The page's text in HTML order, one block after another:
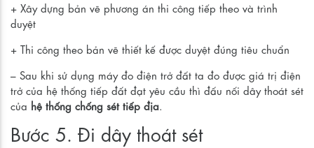
+ Xây dựng bản vẽ phương án thi công tiếp theo và trình
duyệt
+ Thi công theo bản vẽ thiết kế được duyệt đúng tiêu chuẩn
– Sau khi sử dụng máy đo điện trở đất ta đo được giá trị điện
trở của hệ thống tiếp đất đạt yêu cầu thì đấu nối dây thoát sét
của hệ thống chống sét tiếp địa.
Bước 5. Đi dây thoát sét